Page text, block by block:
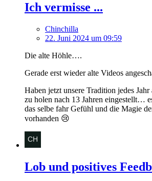
Ich vermisse ...
Chinchilla
22. Juni 2024 um 09:59
Die alte Höhle….
Gerade erst wieder alte Videos
Haben jetzt unsere Tradition jedes
zu holen nach 13 Jahren eingestellt…
das selbe fahr Gefühl und die Magie
vorhanden 😢
Lob und positives